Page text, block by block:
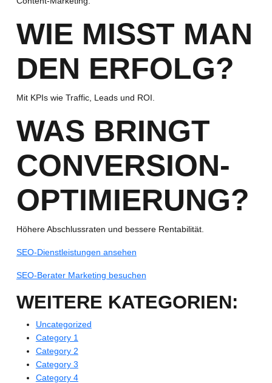
WIE MISST MAN
DEN ERFOLG?
Mit KPIs wie Traffic, Leads und ROI.
WAS BRINGT
CONVERSION-
OPTIMIERUNG?
Höhere Abschlussraten und bessere Rentabilität.
SEO-Dienstleistungen ansehen
SEO-Berater Marketing besuchen
WEITERE KATEGORIEN:
Uncategorized
Category 1
Category 2
Category 3
Category 4